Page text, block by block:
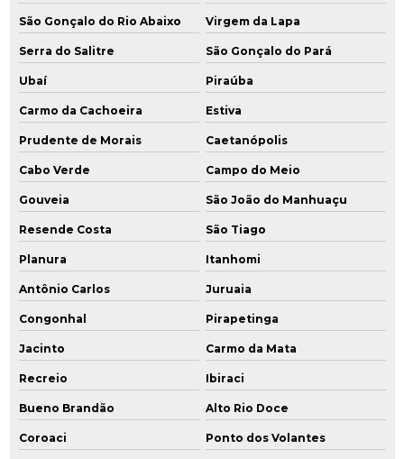
São Gonçalo do Rio Abaixo Virgem da Lapa
Serra do Salitre São Gonçalo do Pará
Ubaí Piraúba
Carmo da Cachoeira Estiva
Prudente de Morais Caetanópolis
Cabo Verde Campo do Meio
Gouveia São João do Manhuaçu
Resende Costa São Tiago
Planura Itanhomi
Antônio Carlos Juruaia
Congonhal Pirapetinga
Jacinto Carmo da Mata
Recreio Ibiraci
Bueno Brandão Alto Rio Doce
Coroaci Ponto dos Volantes